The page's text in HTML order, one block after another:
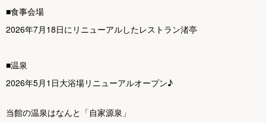
■食事会場
2026年7月18日にリニューアルしたレストラン渚亭
■温泉
2026年5月1日大浴場リニューアルオープン♪
当館の温泉はなんと「自家源泉」